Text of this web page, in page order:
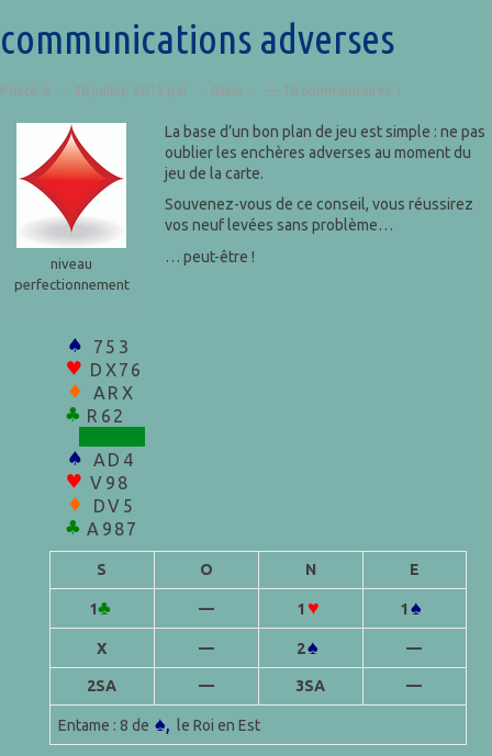
communications adverses
Posté le 18 juillet, 2013 par Alain — 18 commentaires ↓
niveau
perfectionnement
La base d’un bon plan de jeu est simple : ne pas
oublier les enchères adverses au moment du
jeu de la carte.
Souvenez-vous de ce conseil, vous réussirez
vos neuf levées sans problème…
… peut-être !
♠ 753
♥ DX76
♦ ARX
♣ R62
♠ AD4
♥ V98
♦ DV5
♣ A987
S O N E
1♣ — 1 ♥ 1 ♠
X — 2♠ —
2SA — 3SA —
Entame : 8 de ♠, le Roi en Est